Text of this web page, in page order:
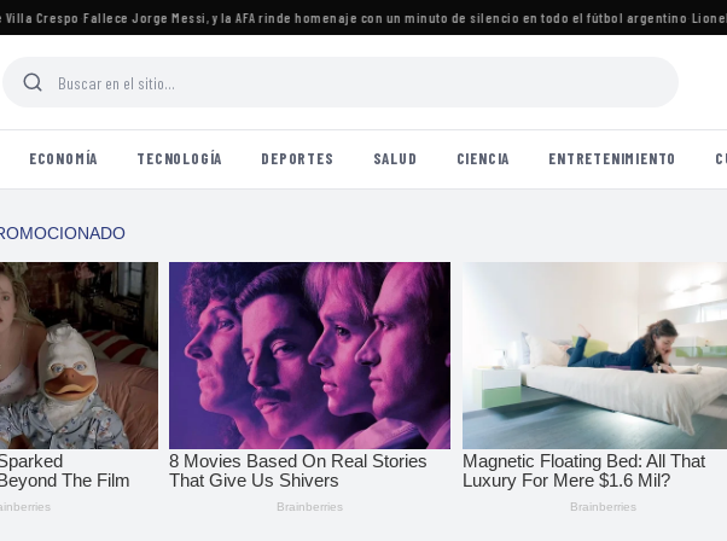
Crespo·Fallece Jorge Messi, y la AFA rinde homenaje con un minuto de silencio en todo el fútbol argentino·Lionel
ECONOMÍA TECNOLOGÍA DEPORTES SALUD CIENCIA ENTRETENIMIENTO